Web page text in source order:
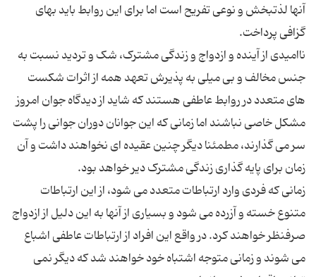
آنها لذتبخش و نوعی تفریح است اما برای این روابط باید بهای
ناامیدی از آینده و ازدواج و زندگی مشترک، شک و تردید نسبت به
جنس مخالف و بی میلی به پذیرش تعهد همه از اثرات شکست
های متعدد در روابط عاطفی هستند که شاید از دیدگاه جوان امروز
مشکل خاصی نباشند اما زمانی که این جوانان دوران جوانی را پشت
سر می گذارند، مطمئنا دیگر چنین عقیده ای نخواهند داشت و آن
زمانی که فردی وارد ارتباطات متعدد می شود، از این ارتباطات
متنوع خسته و آزرده می شود و بسیاری از آنها به این دلیل از ازدواج
صرفنظر خواهند کرد. در واقع این افراد از ارتباطات عاطفی اشباع
می شوند و زمانی متوجه اشتباه خود خواهند شد که دیگر نمی